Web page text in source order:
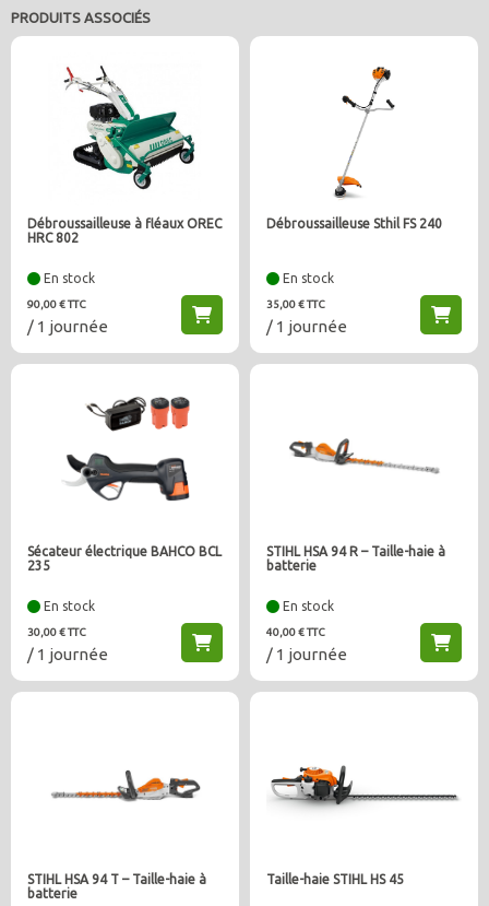
PRODUITS ASSOCIÉS
Débroussailleuse à fléaux OREC
HRC 802
En stock
90,00 € TTC
/ 1 journée
Débroussailleuse Sthil FS 240
En stock
35,00 € TTC
/ 1 journée
Sécateur électrique BAHCO BCL
235
En stock
30,00 € TTC
/ 1 journée
STIHL HSA 94 R – Taille-haie à
batterie
En stock
40,00 € TTC
/ 1 journée
STIHL HSA 94 T – Taille-haie à
batterie
Taille-haie STIHL HS 45